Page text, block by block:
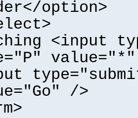
option>
<input
/>